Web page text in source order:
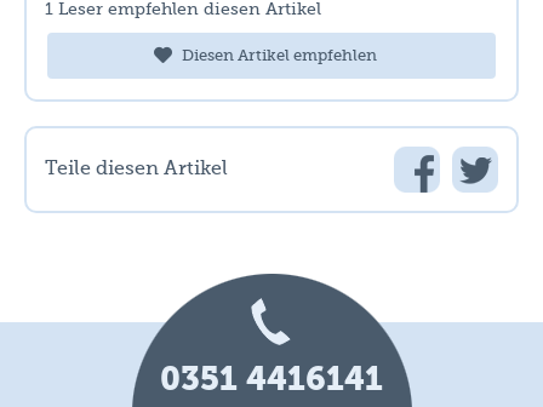
1 Leser empfehlen diesen Artikel
Diesen Artikel empfehlen
Teile diesen Artikel
0351 4416141